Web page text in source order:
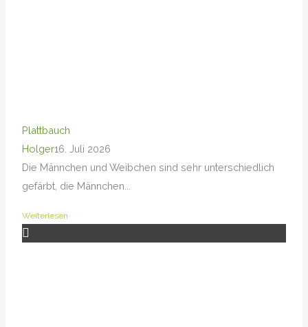
Plattbauch
Holger16. Juli 2026
Die Männchen und Weibchen sind sehr unterschiedlich
gefärbt, die Männchen...
Weiterlesen